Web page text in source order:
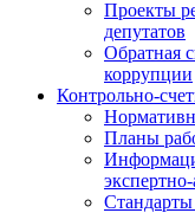
Проекты
депутатов
Обратная
коррупции
Контрольно-
Планы
Стандарты